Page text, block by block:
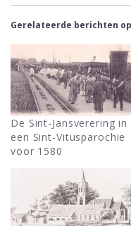
Gerelateerde berichten
De Sint-Jansverering in
een Sint-Vitusparochie
voor 1580